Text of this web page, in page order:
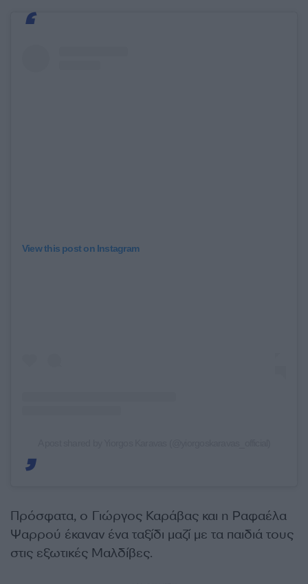
View this post on Instagram
Πρόσφατα, ο Γιώργος Καράβας και η Ραφαέλα
Ψαρρού έκαναν ένα ταξίδι μαζί με τα παιδιά τους
στις εξωτικές Μαλδίβες.